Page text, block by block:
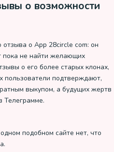
о возможности
отзыва о App 28circle com: он
пока не найти желающих
о его более старых клонах,
пользователи подтверждают,
выкупом, а будущих жертв
Телеграмме.
подобном сайте нет, что